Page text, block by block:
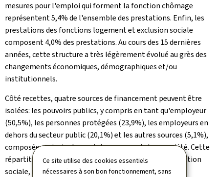
Ce site utilise des cookies essentiels
nécessaires à son bon fonctionnement, sans
mesures pour l'emploi qui forment la fonction chômage
représentent 5,4% de l'ensemble des prestations. Enfin, les
prestations des fonctions logement et exclusion sociale
composent 4,0% des prestations. Au cours des 15 dernières
années, cette structure a très légèrement évolué au grès des
changements économiques, démographiques et/ou
institutionnels.
Côté recettes, quatre sources de financement peuvent être
isolées: les pouvoirs publics, y compris en tant qu'employeur
(50,5%), les personnes protégées (23,9%), les employeurs en
dehors du secteur public (20,1%) et les autres sources (5,1%),
composées principalement des revenus de la propriété. Cette
répartition vaut pour l'ensemble du système de protection
sociale, mais chaque régime a son propre mode de